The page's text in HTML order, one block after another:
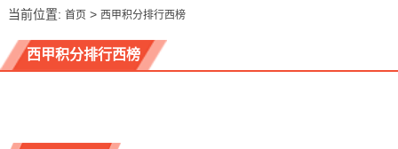
当前位置: 首页> 西甲积分排行西榜
西甲积分排行西榜